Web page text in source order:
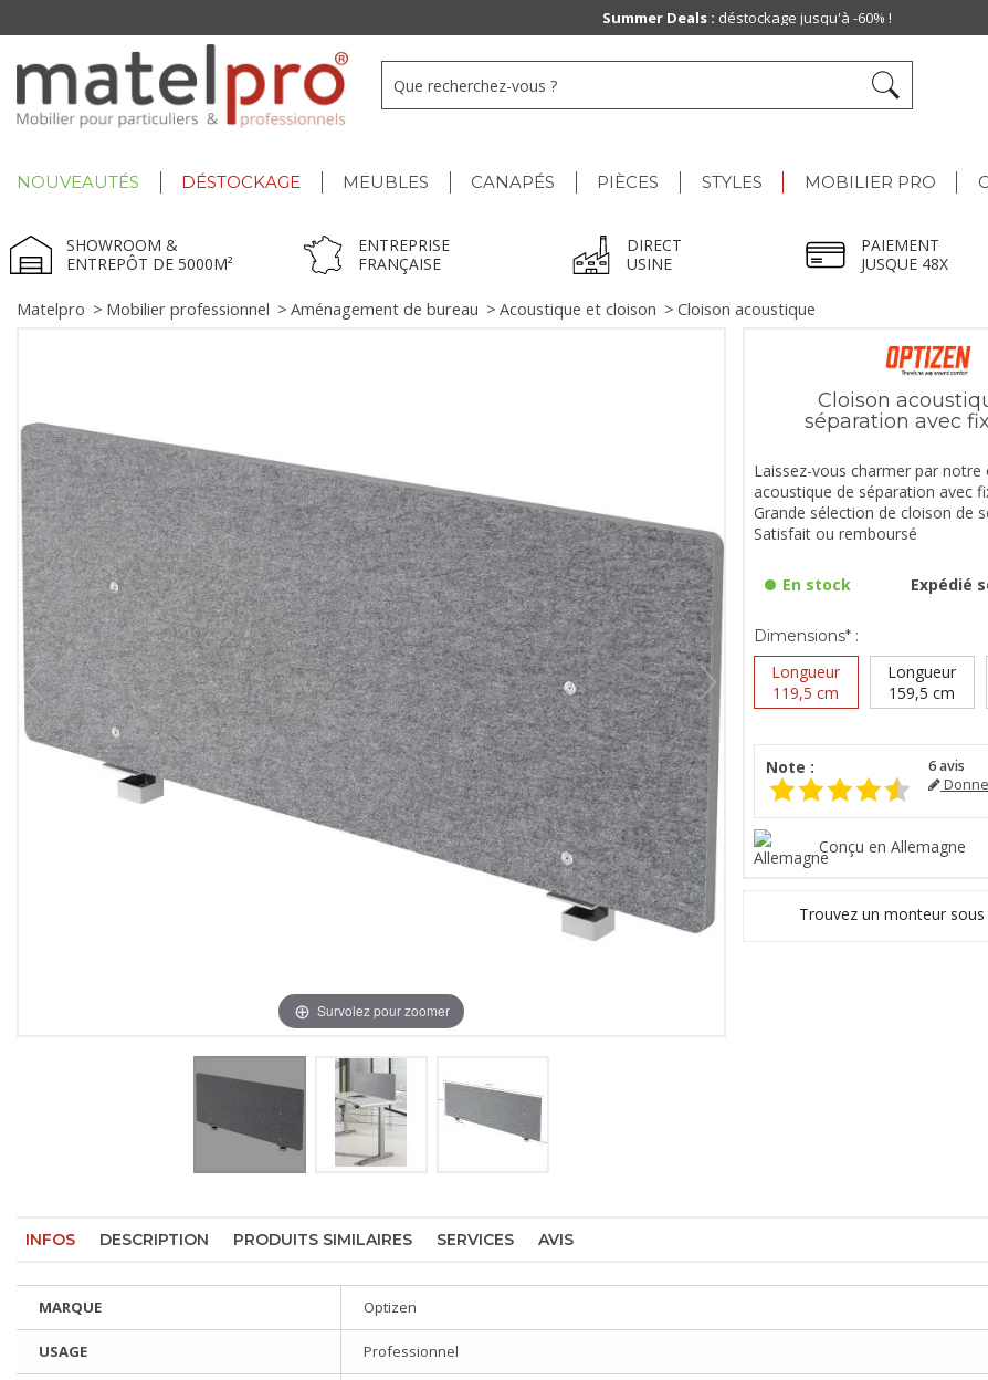
NOUVEAUTÉS DÉSTOCKAGE MEUBLES CANAPÉS PIÈCES STYLES MOBILIER PRO
SHOWROOM &
ENTREPÔT DE 5000M²
ENTREPRISE
FRANÇAISE
DIRECT
USINE
PAIEMENT
JUSQUE 48X
Matelpro > Mobilier professionnel > Aménagement de bureau > Acoustique et cloison > Cloison acoustique
Survolez pour zoomer
Cloison
séparation avec
Laissez-vous charmer par notre
acoustique de séparation avec
Grande sélection de cloison de
Satisfait ou remboursé
En stock Expédié
Dimensions* :
Longueur
119,5 cm
Longueur
159,5 cm
Note : 6avis
Conçu en Allemagne
Trouvez un monteur
INFOS DESCRIPTION PRODUITS SIMILAIRES SERVICES AVIS
MARQUE Optizen
USAGE Professionnel
Summer Deals : déstockage jusqu'à -60% !